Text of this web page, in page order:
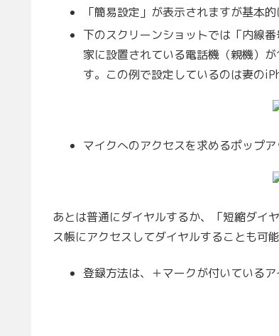
「簡易設定」が表示されますが基本
下のスクリーンショットでは「内線
家に設置されている電話機（親機）
す。この例で設定しているのは妻の
マイクへのアクセスを求めるポップ
あとは普通にダイヤルするか、「短縮ダイ
ス帳にアクセスしてダイヤルすることも可
登録方法は、＋マークが付いている